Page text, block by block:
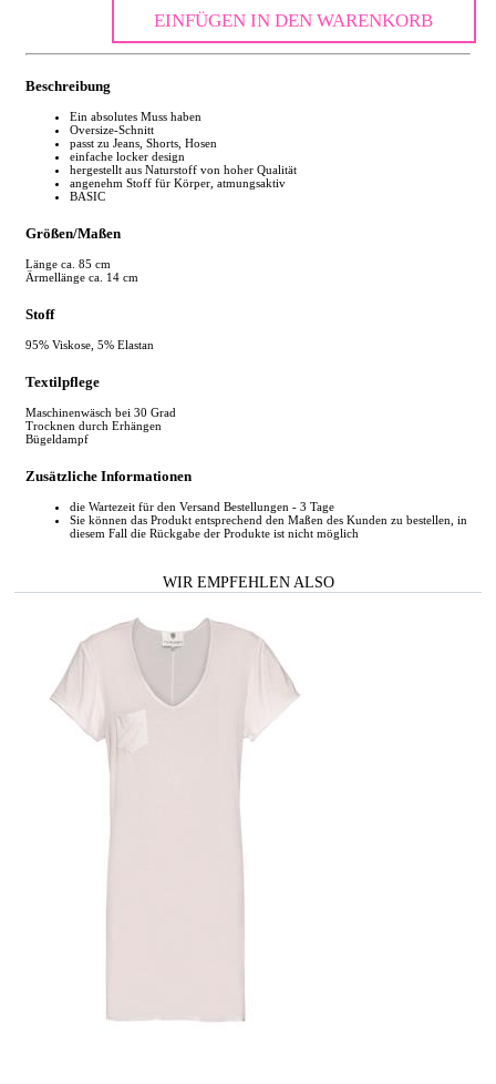
EINFÜGEN IN DEN WARENKORB
Beschreibung
Ein absolutes Muss haben
Oversize-Schnitt
passt zu Jeans, Shorts, Hosen
einfache locker design
hergestellt aus Naturstoff von hoher Qualität
angenehm Stoff für Körper, atmungsaktiv
BASIC
Größen/Maßen
Länge ca. 85 cm
Ärmellänge ca. 14 cm
Stoff
95% Viskose, 5% Elastan
Textilpflege
Maschinenwäsch bei 30 Grad
Trocknen durch Erhängen
Bügeldampf
Zusätzliche Informationen
die Wartezeit für den Versand Bestellungen - 3 Tage
Sie können das Produkt entsprechend den Maßen des Kunden zu bestellen, in
diesem Fall die Rückgabe der Produkte ist nicht möglich
WIR EMPFEHLEN ALSO